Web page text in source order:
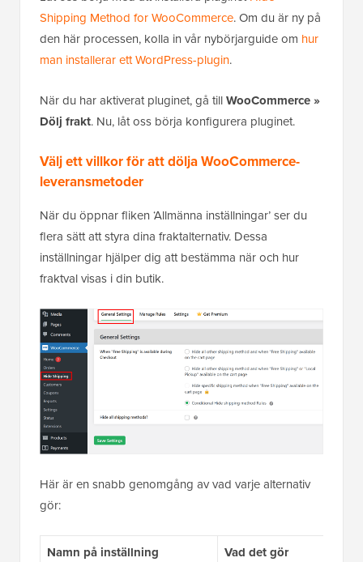
Shipping Method for WooCommerce. Om du är ny på
den här processen, kolla in vår nybörjarguide om hur
man installerar ett WordPress-plugin.
När du har aktiverat pluginet, gå tillWooCommerce »
Dölj frakt. Nu, låt oss börja konfigurera pluginet.
Välj ett villkor för att dölja WooCommerce-
leveransmetoder
När du öppnar fliken ‘Allmänna inställningar’ ser du
flera sätt att styra dina fraktalternativ. Dessa
inställningar hjälper dig att bestämma när och hur
fraktval visas i din butik.
Här är en snabb genomgång av vad varje alternativ
gör:
Namn på inställning
Vad det gör